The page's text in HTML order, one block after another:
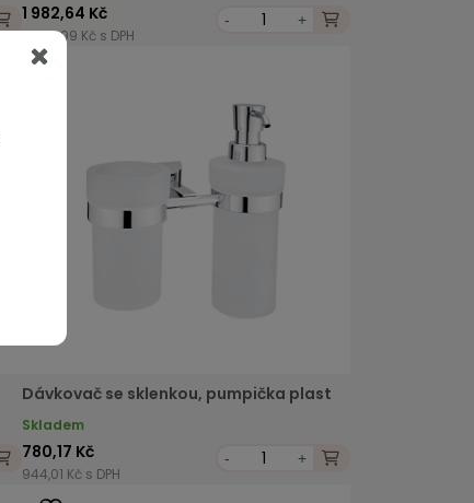
1 982,64 Kč
2 398,99 Kč s DPH
- +
Dávkovač se sklenkou, pumpička plast
Skladem
780,17 Kč
944,01 Kč s DPH
- +